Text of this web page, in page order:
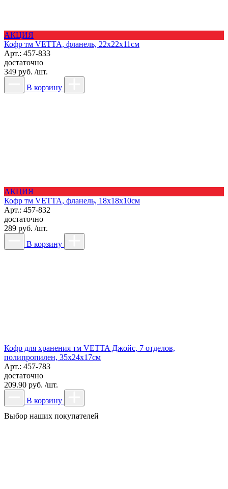
АКЦИЯ
Кофр тм VETTA, фланель, 22х22х11см
Арт.: 457-833
достаточно
349 руб. /шт.
В корзину
АКЦИЯ
Кофр тм VETTA, фланель, 18х18х10см
Арт.: 457-832
достаточно
289 руб. /шт.
В корзину
Кофр для хранения тм VETTA Джойс, 7 отделов,
полипропилен, 35x24x17см
Арт.: 457-783
достаточно
209.90 руб. /шт.
В корзину
Выбор наших покупателей